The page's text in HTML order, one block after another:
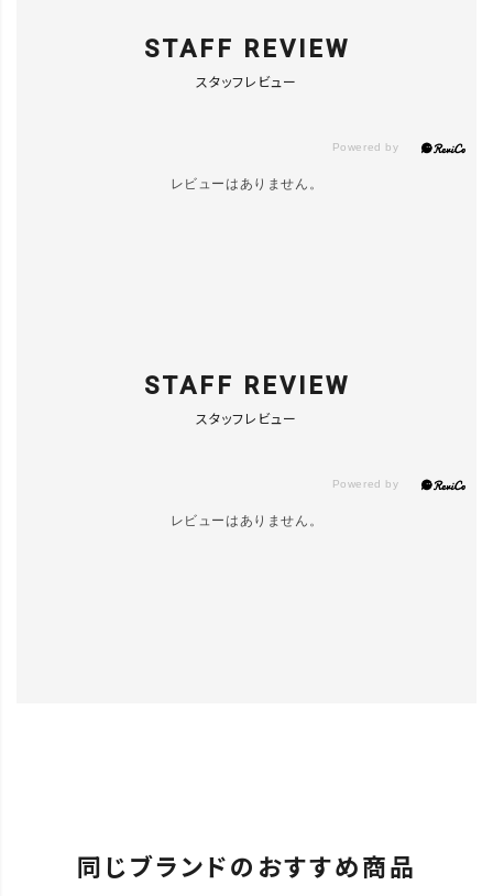
STAFF REVIEW
スタッフレビュー
レビューはありません。
STAFF REVIEW
スタッフレビュー
レビューはありません。
同じブランドのおすすめ商品